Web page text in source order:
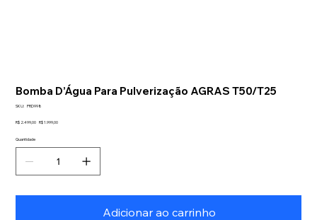
Bomba D’Água Para Pulverização AGRAS T50/T25
SKU: SKU
PRD998
Preço
R$ 2.499,00 Preço
R$ 1.999,00
Quantidade
Adicionar ao carrinho